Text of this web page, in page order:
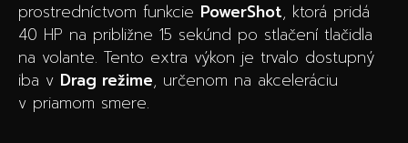
prostredníctvom funkcie PowerShot, ktorá pridá
40 HP na približne 15 sekúnd po stlačení tlačidla
na volante. Tento extra výkon je trvalo dostupný
iba v Drag režime, určenom na akceleráciu
v priamom smere.